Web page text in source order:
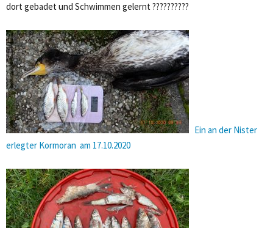
dort gebadet und Schwimmen gelernt ??????????
Ein an der Nister
erlegter Kormoran am 17.10.2020